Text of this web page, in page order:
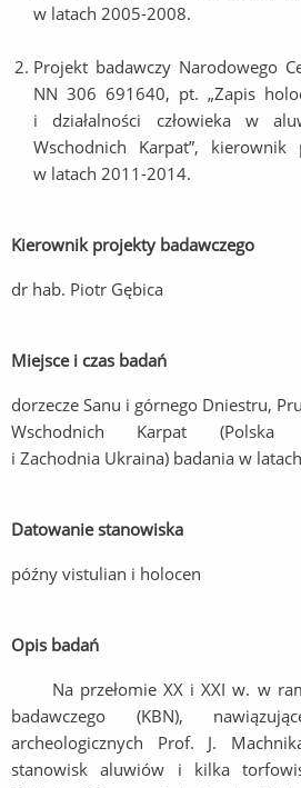
w latach 2005-2008.
Projekt badawczy Narodowego
NN 306 691640, pt. „Zapis
i działalności człowieka w
Wschodnich Karpat”, kierownik
w latach 2011-2014.
Kierownik projekty badawczego
dr hab. Piotr Gębica
Miejsce i czas badań
dorzecze Sanu i górnego Dniestru,
Wschodnich Karpat (Polska
i Zachodnia Ukraina) badania w
Datowanie stanowiska
późny vistulian i holocen
Opis badań
Na przełomie XX i XXI w. w
badawczego (KBN),
archeologicznych Prof. J.
stanowisk aluwiów i kilka